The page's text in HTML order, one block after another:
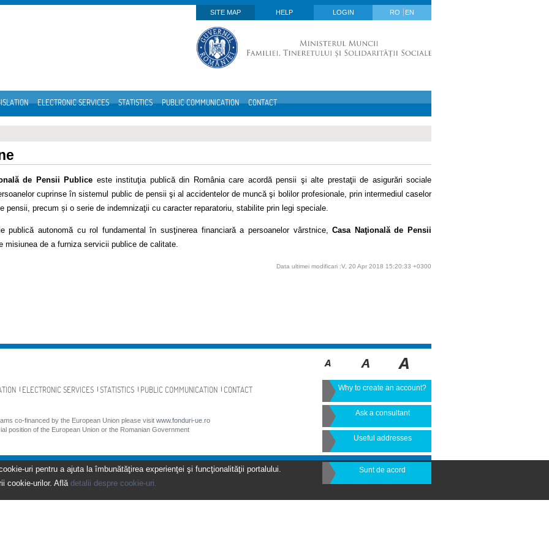
SITE MAP
HELP LOGIN RO EN
ELECTRONIC SERVICES STATISTICS PUBLIC COMMUNICATION CONTACT
de Pensii Publice este instituţia publică din România care acordă pensii şi alte prestaţii de asigurări sociale
cuprinse în sistemul public de pensii şi al accidentelor de muncă şi bolilor profesionale, prin intermediul caselor
pensii, precum și o serie de indemnizaţii cu caracter reparatoriu, stabilite prin legi speciale.
publică autonomă cu rol fundamental în susţinerea financiară a persoanelor vârstnice,Casa Naţională de Pensii
misiunea de a furniza servicii publice de calitate.
Data ultimei modificari :V, 20 Apr 2018 15:20:33 +0300
ELECTRONIC SERVICES STATISTICS PUBLIC COMMUNICATION CONTACT
co-financed by the European Union please visit www.fonduri-ue.ro
position of the European Union or the Romanian Government
Why to create an account?
Ask a consultant
Useful addresses
uri pentru a ajuta la îmbunătăţirea experienţei şi funcţionalităţii portalului.
cookie-urilor. Află detalii despre cookie-uri.
Sunt de acord